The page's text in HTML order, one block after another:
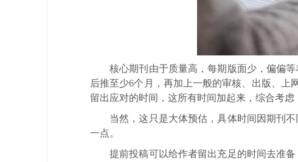
核心期刊由于质量高，每期版面少，偏偏
后推至少6个月，再加上一般的审核、出版、上
留出应对的时间，这所有时间加起来，综合考
当然，这只是大体预估，具体时间因期刊
一点。
提前投稿可以给作者留出充足的时间去准